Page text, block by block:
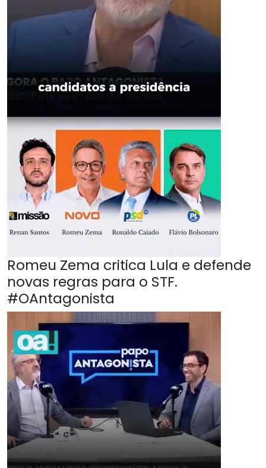
Romeu Zema critica Lula e defende
novas regras para o STF.
#OAntagonista